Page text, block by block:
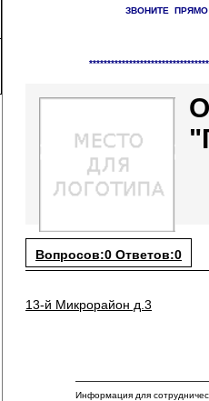
ЗВОНИТЕ
Вопросов:0 Ответов:0
13-й Микрорайон д.3
Информация для